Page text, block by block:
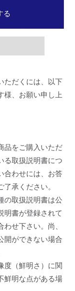
る
ただくには、以下
様、お願い申し上
品をご購入いただ
る取扱説明書につ
合わせには、お答
承ください。
の取扱説明書は公
明書が登録されて
せ下さい。尚、
開ができない場合
度（鮮明さ）に関
鮮明な点がある場